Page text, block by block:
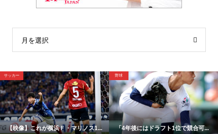
月を選択
カー
映像】これが横浜Ｆ・マリノス1...
野球
「4年後にはドラフト1位で競合可...
サ